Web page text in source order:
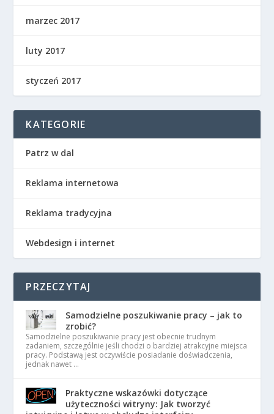
marzec 2017
luty 2017
styczeń 2017
KATEGORIE
Patrz w dal
Reklama internetowa
Reklama tradycyjna
Webdesign i internet
PRZECZYTAJ
Samodzielne poszukiwanie pracy – jak to
zrobić?
Samodzielne poszukiwanie pracy jest obecnie trudnym
zadaniem, szczególnie jeśli chodzi o bardziej atrakcyjne miejsca
pracy. Podstawą jest oczywiście posiadanie doświadczenia,
jednak nawet …
Praktyczne wskazówki dotyczące
użyteczności witryny: Jak tworzyć